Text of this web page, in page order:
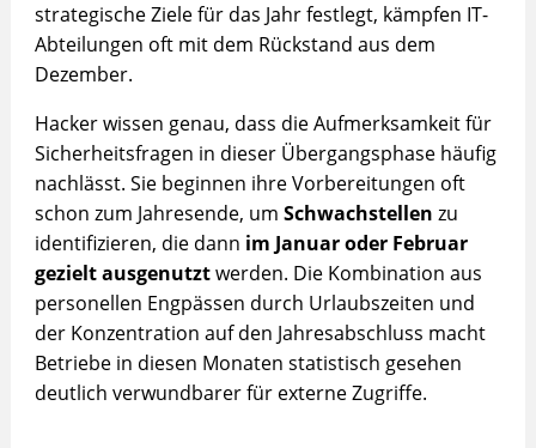
strategische Ziele für das Jahr festlegt, kämpfen IT-
Abteilungen oft mit dem Rückstand aus dem
Dezember.
Hacker wissen genau, dass die Aufmerksamkeit für
Sicherheitsfragen in dieser Übergangsphase häufig
nachlässt. Sie beginnen ihre Vorbereitungen oft
schon zum Jahresende, um Schwachstellen zu
identifizieren, die dann im Januar oder Februar
gezielt ausgenutztwerden. Die Kombination aus
personellen Engpässen durch Urlaubszeiten und
der Konzentration auf den Jahresabschluss macht
Betriebe in diesen Monaten statistisch gesehen
deutlich verwundbarer für externe Zugriffe.